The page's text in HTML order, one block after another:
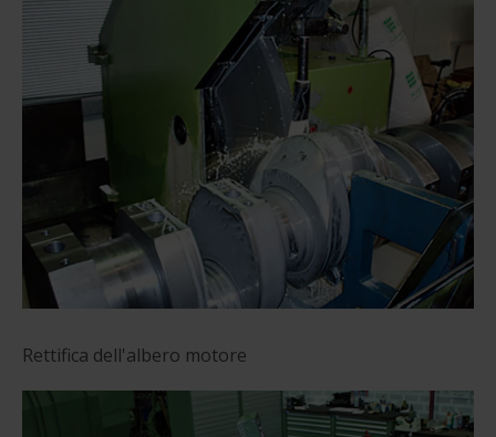
Rettifica dell'albero motore